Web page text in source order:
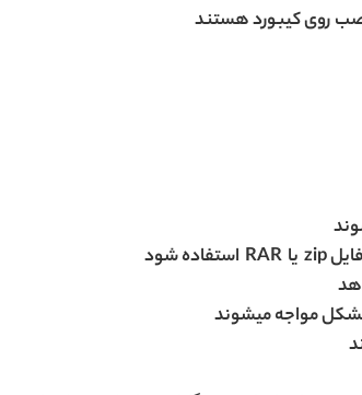
نصب روی کیبورد هستند
مواجه میشوند